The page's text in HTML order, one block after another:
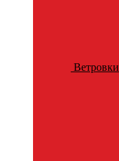
Ветровки